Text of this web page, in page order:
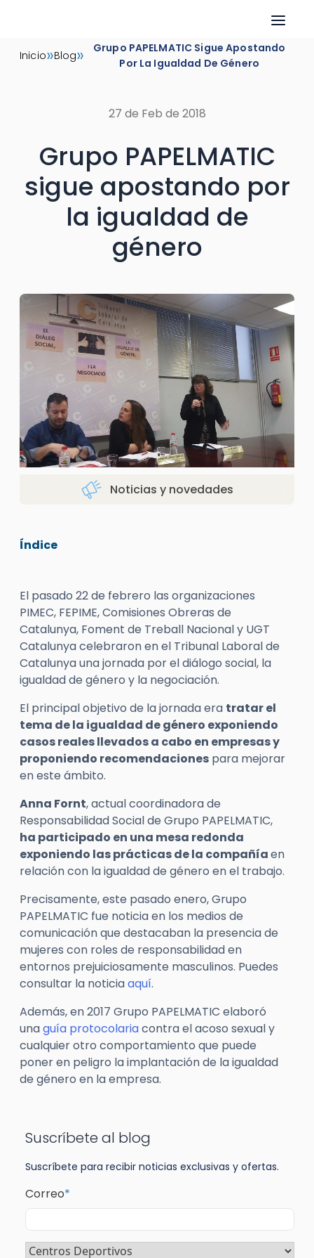
Inicio»Blog»
Grupo PAPELMATIC Sigue Apostando
Por La Igualdad De Género
27 de Feb de 2018
Grupo PAPELMATIC
sigue apostando por
la igualdad de
género
Noticias y novedades
Índice
El pasado 22 de febrero las organizaciones
PIMEC, FEPIME, Comisiones Obreras de
Catalunya, Foment de Treball Nacional y UGT
Catalunya celebraron en el Tribunal Laboral de
Catalunya una jornada por el diálogo social, la
igualdad de género y la negociación.
El principal objetivo de la jornada era tratar el
tema de la igualdad de género exponiendo
casos reales llevados a cabo en empresas y
proponiendo recomendaciones para mejorar
en este ámbito.
Anna Fornt, actual coordinadora de
Responsabilidad Social de Grupo PAPELMATIC,
ha participado en una mesa redonda
exponiendo las prácticas de la compañíaen
relación con la igualdad de género en el trabajo.
Precisamente, este pasado enero, Grupo
PAPELMATIC fue noticia en los medios de
comunicación que destacaban la presencia de
mujeres con roles de responsabilidad en
entornos prejuiciosamente masculinos. Puedes
consultar la noticiaaquí.
Además, en 2017 Grupo PAPELMATIC elaboró
unaguía protocolariacontra el acoso sexual y
cualquier otro comportamiento que puede
poner en peligro la implantación de la igualdad
de género en la empresa.
Suscríbete al blog
Suscríbete para recibir noticias exclusivas y ofertas.
Correo*
Sector*